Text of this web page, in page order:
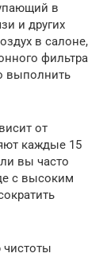
в
и других
в салоне,
фильтра
выполнить
от
каждые 15
вы часто
с высоким
чистоты